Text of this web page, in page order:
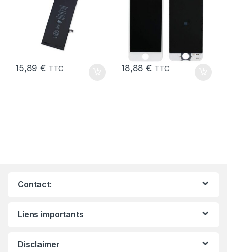
15,89€ TTC 18,88€ TTC
Contact:
Liens importants
Disclaimer